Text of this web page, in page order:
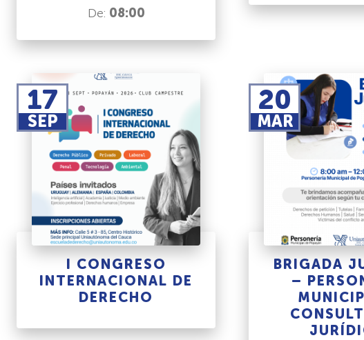
De: 08:00
17
SEP
I CONGRESO
INTERNACIONAL DE
DERECHO
20
MAR
BRIGADA
–